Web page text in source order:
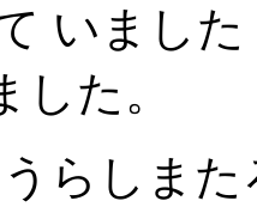
いまし
した。
らしま